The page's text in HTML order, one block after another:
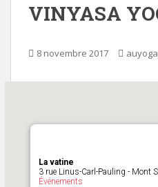
VINYASA
8 novembre 2017 auyoga
La vatine
3 rue Linus-Carl-Pauling - Mont
Événements